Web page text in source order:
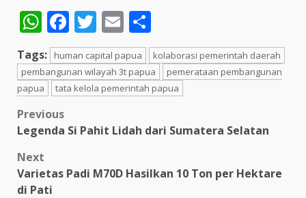
WhatsApp
Facebook
Twitter
Email
Tags: human capital papua
kolaborasi pemerintah daerah
pembangunan wilayah 3t papua
pemerataan pembangunan
papua
tata kelola pemerintah papua
Post
navigation
Previous
Legenda Si Pahit Lidah dari Sumatera Selatan
Next
Varietas Padi M70D Hasilkan 10 Ton per Hektare
di Pati